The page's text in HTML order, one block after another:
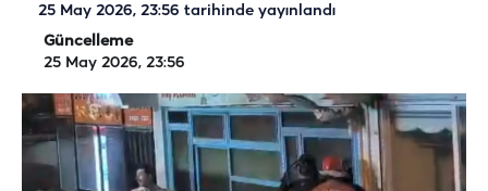
25 May 2026, 23:56 tarihinde yayınlandı
Güncelleme
25 May 2026, 23:56